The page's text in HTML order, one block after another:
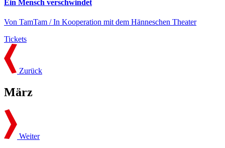
Ein Mensch verschwindet
Von TamTam / In Kooperation mit dem Hänneschen Theater
Tickets
Zurück
März
Weiter